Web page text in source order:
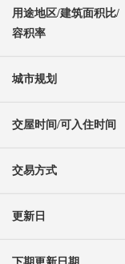
用途地区/建筑面积比/
容积率
城市规划
交屋时间/可入住时间
交易方式
更新日